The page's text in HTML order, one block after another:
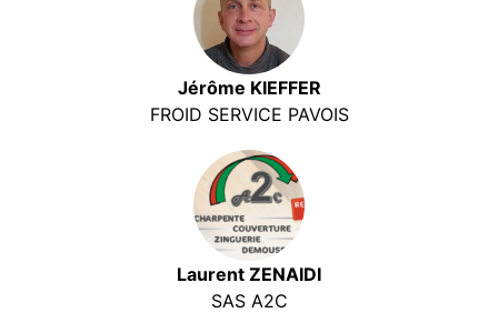
Jérôme KIEFFER
FROID SERVICE PAVOIS
Laurent ZENAIDI
SAS A2C